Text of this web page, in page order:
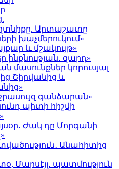
Արտաշատը
խաչմերուկում»
և մշակույթ»
ինքնության․ զարդ»
մասունքներ կորուսյալ
Շիրվանից և
գանձարան»
պիտի հիշվի
Ժակ դը Մորգանի
Անահիտից
Մարսէյլ․ պատմություն